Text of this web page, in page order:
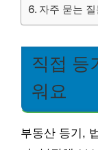
자주 묻는 질
직접 등
워요
부동산 등기,